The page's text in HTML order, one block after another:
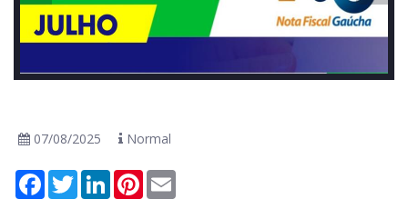
07/08/2025 Normal
FacebookTwitterLinkedInPinterest